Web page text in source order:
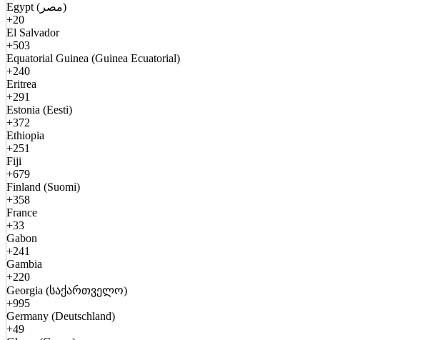
Egypt (مصر)
+20
El Salvador
+503
Equatorial Guinea (Guinea Ecuatorial)
+240
Eritrea
+291
Estonia (Eesti)
+372
Ethiopia
+251
Fiji
+679
Finland (Suomi)
+358
France
+33
Gabon
+241
Gambia
+220
Georgia (საქართველო)
+995
Germany (Deutschland)
+49